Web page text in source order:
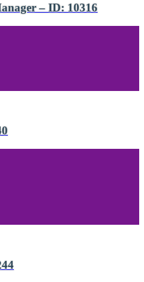
– ID: 10316